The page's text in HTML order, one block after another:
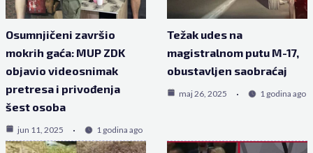
Osumnjičeni završio
mokrih gaća: MUP ZDK
objavio videosnimak
pretresa i privođenja
šest osoba
jun 11, 2025 1 godina ago
Težak udes na
magistralnom putu M-17,
obustavljen saobraćaj
maj 26, 2025 1 godina ago